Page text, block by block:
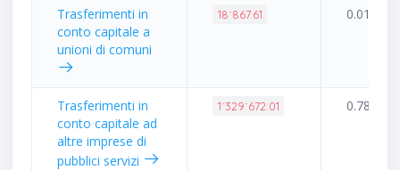
Trasferimenti in
conto capitale a
unioni di comuni
18˙867.61 0.01%
Trasferimenti in
conto capitale ad
altre imprese di
pubblici servizi
1˙329˙672.01 0.78%